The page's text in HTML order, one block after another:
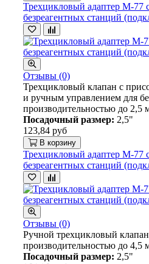
Трехцикловый адаптер М-77
безреагентных станций
Отзывы (0)
Трехцикловый клапан с
и ручным управлением для
производительностью до 2,5
Посадочный размер: 2,5"
123,84 руб
В корзину
Трехцикловый адаптер М-77
безреагентных станций
Отзывы (0)
Ручной трехцикловый
производительностью до 4,5
Посадочный размер: 2,5"